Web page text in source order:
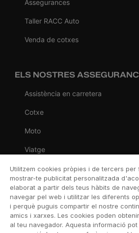
Assegurances
Taller RACC Auto
Venda de cotxes
ELS NOSTRES
Assistència en carretera
Cotxe
Moto
Viatge
Llar
Vida
Decessos
Dental
Utilitzem cookies pròpies i de tercers
mostrar-te publicitat personalitzada
elaborat a partir dels teus hàbits de
navegar pel web i utilitzar les diferents
i perquè puguis compartir el nostre
amics i xarxes. Les cookies poden
al teu navegador. Aquesta informació